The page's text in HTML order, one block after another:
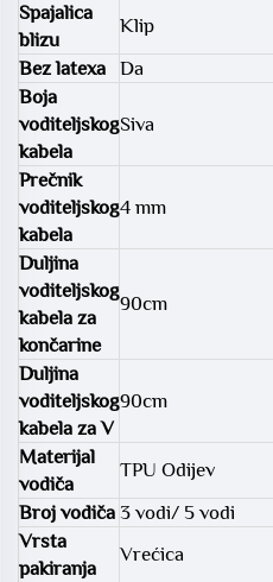
Spajalica
blizu
Klip
Bez latexa
Da
Boja
voditeljskog
kabela
Siva
Prečnik
voditeljskog
kabela
4 mm
Duljina
voditeljskog
kabela za
končarine
90cm
Duljina
voditeljskog
kabela za V
90cm
Materijal
vodiča
TPU Odijev
Broj vodiča 3 vodi/ 5 vodi
Vrsta
pakiranja
Vrećica